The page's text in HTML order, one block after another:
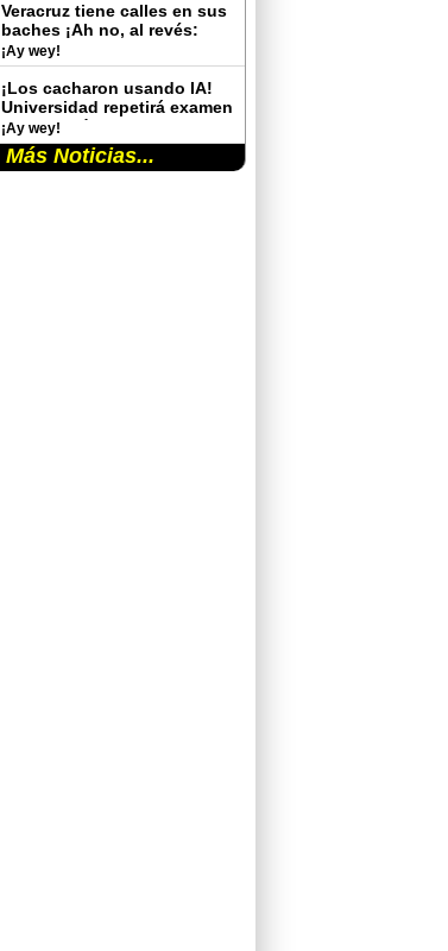
Veracruz tiene calles en sus
baches ¡Ah no, al revés:
baches en sus calles!
¡Ay wey!
¡Los cacharon usando IA!
Universidad repetirá examen
de admisión tras detectar
trampas de aspirantes
¡Ay wey!
Más Noticias...